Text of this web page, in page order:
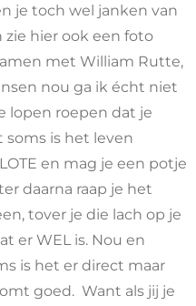
je toch wel janken van
zie hier ook een foto
met William Rutte,
nou ga ik écht niet
lopen roepen dat je
is het leven
en mag je een potje
daarna raap je het
tover je die lach op je
er WEL is. Nou en
is het er direct maar
goed. Want als jij je